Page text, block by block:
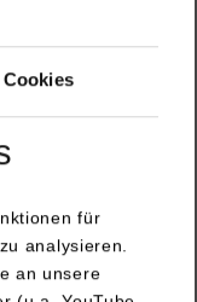
Cookies
für
analysieren.
an unsere
nun erstmalig
besonders
für die
sich